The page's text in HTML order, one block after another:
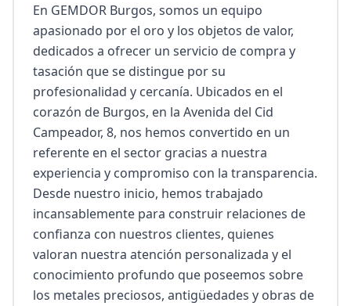
En GEMDOR Burgos, somos un equipo
apasionado por el oro y los objetos de valor,
dedicados a ofrecer un servicio de compra y
tasación que se distingue por su
profesionalidad y cercanía. Ubicados en el
corazón de Burgos, en la Avenida del Cid
Campeador, 8, nos hemos convertido en un
referente en el sector gracias a nuestra
experiencia y compromiso con la transparencia.
Desde nuestro inicio, hemos trabajado
incansablemente para construir relaciones de
confianza con nuestros clientes, quienes
valoran nuestra atención personalizada y el
conocimiento profundo que poseemos sobre
los metales preciosos, antigüedades y obras de